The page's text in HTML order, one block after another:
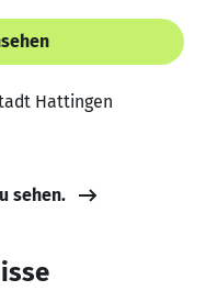
Hattingen
sehen.